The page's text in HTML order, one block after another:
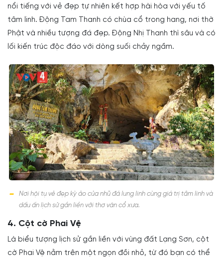
nổi tiếng với vẻ đẹp tự nhiên kết hợp hài hòa với yếu tố
tâm linh. Động Tam Thanh có chùa cổ trong hang, nơi thờ
Phật và nhiều tượng đá đẹp. Động Nhị Thanh thì sâu và có
lối kiến trúc độc đáo với dòng suối chảy ngầm.
Nơi hội tụ vẻ đẹp kỳ ảo của nhũ đá lung linh cùng giá trị tâm linh và
dấu ấn lịch sử gắn liền với thơ văn cổ xưa.
4. Cột cờ Phai Vệ
Là biểu tượng lịch sử gắn liền với vùng đất Lạng Sơn, cột
cờ Phai Vệ nằm trên một ngọn đồi nhỏ, từ đó bạn có thể